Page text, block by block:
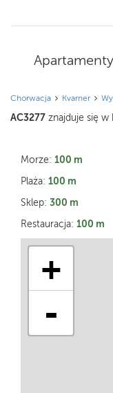
Chorwacja Kvarner
AC3277 znajduje się w
Morze: 100 m
Plaża: 100 m
Sklep: 300 m
Restauracja: 100 m
+
-